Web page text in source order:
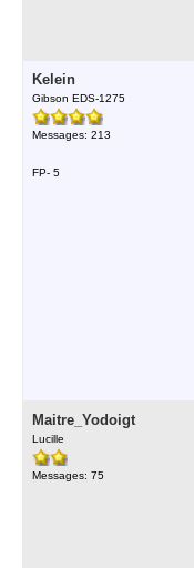
Kelein
Gibson EDS-1275
Messages: 213
FP- 5
Maitre_Yodoigt
Lucille
Messages: 75